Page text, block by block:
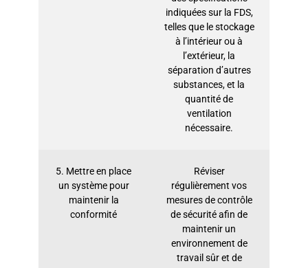
indiquées sur la FDS,
telles que le stockage
à l’intérieur ou à
l’extérieur, la
séparation d’autres
substances, et la
quantité de
ventilation
nécessaire.
5. Mettre en place
un système pour
maintenir la
conformité
Réviser
régulièrement vos
mesures de contrôle
de sécurité afin de
maintenir un
environnement de
travail sûr et de